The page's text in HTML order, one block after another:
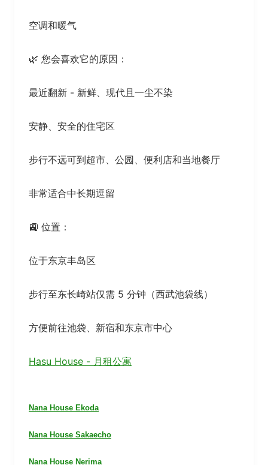
空调和暖气
🌿 您会喜欢它的原因：
最近翻新 - 新鲜、现代且一尘不染
安静、安全的住宅区
步行不远可到超市、公园、便利店和当地餐厅
非常适合中长期逗留
🚉 位置：
位于东京丰岛区
步行至东长崎站仅需 5 分钟（西武池袋线）
方便前往池袋、新宿和东京市中心
Hasu House - 月租公寓
Nana House Ekoda
Nana House Sakaecho
Nana House Nerima